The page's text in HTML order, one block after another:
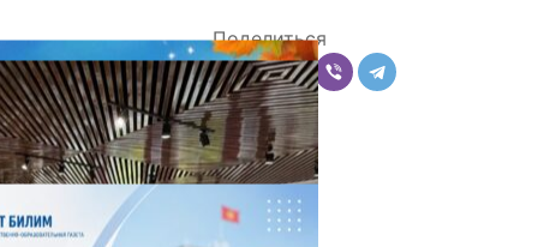
Поделиться
Комментарии
Последние новости
НЕДЕЛЯ В ОБЗОРЕ